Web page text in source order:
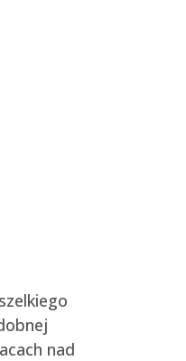
nad